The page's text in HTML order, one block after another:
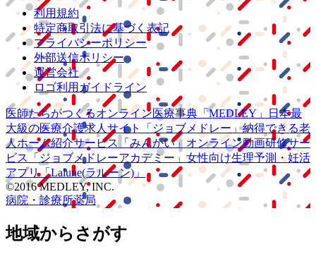
利用規約
特定商取引法に基づく表記
プライバシーポリシー
外部送信ポリシー
運営会社
ロゴ利用ガイドライン
医師たちがつくるオンライン医療事典 「MEDLEY」
日本最
大級の医療介護求人サイト 「ジョブメドレー」納得できる老
人ホーム紹介サービス
「みんかい」 オンライン動画研修サー
ビス
「ジョブメドレーアカデミー」 女性向け生理予測・妊活
アプリ「Lalune(ラルーン)」
©2016 MEDLEY, INC.
病院・診療所薬局
地域からさがす